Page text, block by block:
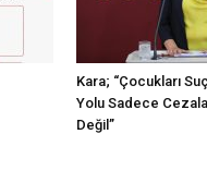
Kara; “Çocukları
Yolu Sadece
Değil”